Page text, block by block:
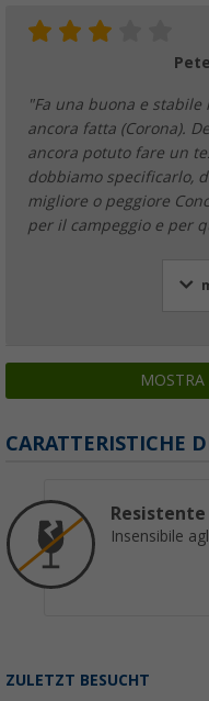
"Fa una buona e
ancora fatta (Corona).
ancora potuto fare un
dobbiamo specificarlo,
migliore o peggiore
per il campeggio e per
MOSTRA
CARATTERISTICHE
Insensibile
ZULETZT BESUCHT